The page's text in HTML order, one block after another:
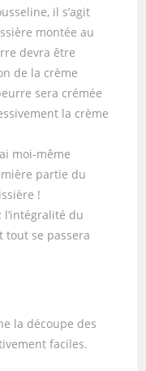
il s’agit
montée au
devra être
de la crème
sera crémée
la crème
moi-même
partie du
!
du
tout se passera
la découpe des
faciles.